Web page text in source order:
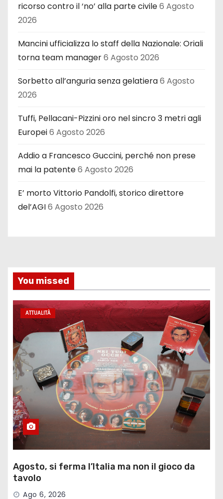
ricorso contro il ‘no’ alla parte civile6 Agosto
2026
Mancini ufficializza lo staff della Nazionale: Oriali
torna team manager6 Agosto 2026
Sorbetto all’anguria senza gelatiera6 Agosto
2026
Tuffi, Pellacani-Pizzini oro nel sincro 3 metri agli
Europei6 Agosto 2026
Addio a Francesco Guccini, perché non prese
mai la patente6 Agosto 2026
E’ morto Vittorio Pandolfi, storico direttore
del’AGI6 Agosto 2026
You missed
ATTUALITÀ
Agosto, si ferma l’Italia ma non il gioco da
tavolo
Ago 6, 2026